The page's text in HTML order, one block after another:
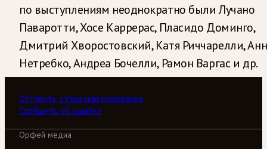
по выступлениям неоднократно были Лучано
Паваротти, Хосе Каррерас, Пласидо Доминго,
Дмитрий Хворостовский, Катя Риччарелли,
Нетребко, Андреа Бочелли, Рамон Варгас и др.
Оставить отзыв или пожелание
Сообщить об ошибке
Орфей медиа